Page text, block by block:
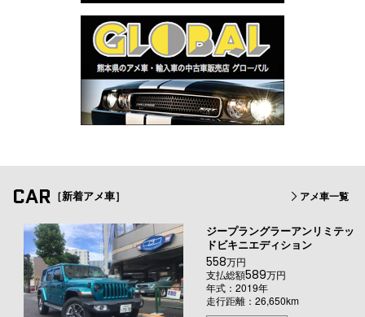
CAR ［新着アメ車］ アメ車一覧
ジープラングラーアンリミテッ
ドビキニエディション
558万円
支払総額589万円
年式：2019年
走行距離：26,650km